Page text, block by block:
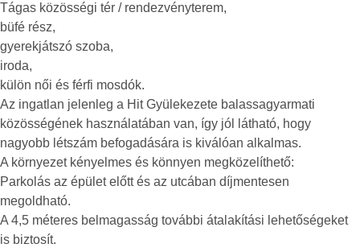
Tágas közösségi tér / rendezvényterem,
büfé rész,
gyerekjátszó szoba,
iroda,
külön női és férfi mosdók.
Az ingatlan jelenleg a Hit Gyülekezete balassagyarmati
közösségének használatában van, így jól látható, hogy
nagyobb létszám befogadására is kiválóan alkalmas.
A környezet kényelmes és könnyen megközelíthető:
Parkolás az épület előtt és az utcában díjmentesen
megoldható.
A 4,5 méteres belmagasság további átalakítási lehetőségeket
is biztosít.